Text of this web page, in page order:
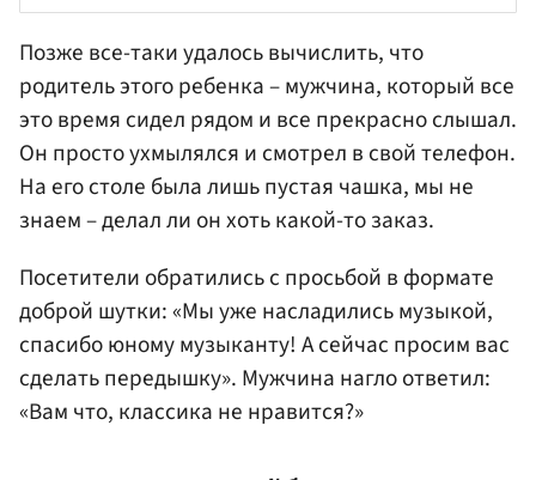
Позже все-таки удалось вычислить, что
родитель этого ребенка – мужчина, который все
это время сидел рядом и все прекрасно слышал.
Он просто ухмылялся и смотрел в свой телефон.
На его столе была лишь пустая чашка, мы не
знаем – делал ли он хоть какой-то заказ.
Посетители обратились с просьбой в формате
доброй шутки: «Мы уже насладились музыкой,
спасибо юному музыканту! А сейчас просим вас
сделать передышку». Мужчина нагло ответил:
«Вам что, классика не нравится?»